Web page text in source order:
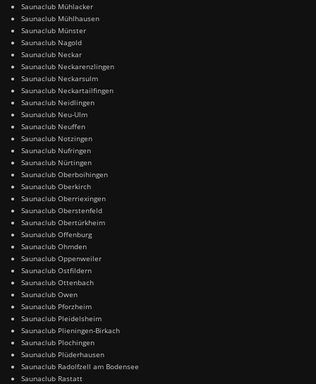
Saunaclub Mühlacker
Saunaclub Mühlhausen
Saunaclub Münster
Saunaclub Nagold
Saunaclub Neckar
Saunaclub Neckarenzlingen
Saunaclub Neckarsulm
Saunaclub Neckartailfingen
Saunaclub Neidlingen
Saunaclub Neu-Ulm
Saunaclub Neuffen
Saunaclub Notzingen
Saunaclub Nufringen
Saunaclub Nürtingen
Saunaclub Oberboihingen
Saunaclub Oberkirch
Saunaclub Oberriexingen
Saunaclub Oberstenfeld
Saunaclub Obertürkheim
Saunaclub Offenburg
Saunaclub Ohmden
Saunaclub Oppenweiler
Saunaclub Ostfildern
Saunaclub Ottenbach
Saunaclub Owen
Saunaclub Pforzheim
Saunaclub Pleidelsheim
Saunaclub Plieningen-Birkach
Saunaclub Plochingen
Saunaclub Plüderhausen
Saunaclub Radolfzell am Bodensee
Saunaclub Rastatt